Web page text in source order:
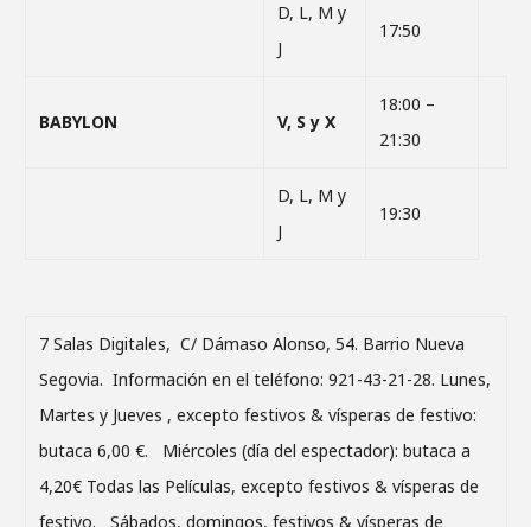
D, L, M y
J
17:50
BABYLON V, S y X
18:00 –
21:30
D, L, M y
J
19:30
7 Salas Digitales, C/ Dámaso Alonso, 54. Barrio Nueva
Segovia. Información en el teléfono: 921-43-21-28. Lunes,
Martes y Jueves , excepto festivos & vísperas de festivo:
butaca 6,00 €. Miércoles (día del espectador): butaca a
4,20€ Todas las Películas, excepto festivos & vísperas de
festivo. Sábados, domingos, festivos & vísperas de